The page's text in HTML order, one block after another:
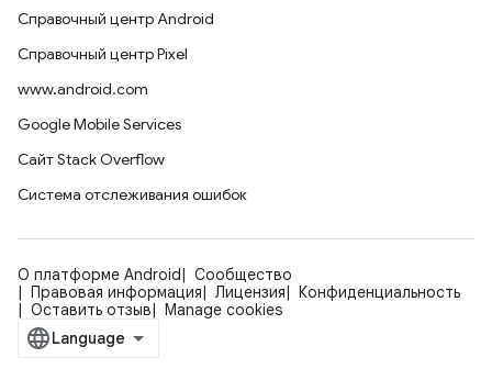
Справочный центр Android
Справочный центр Pixel
www.android.com
Google Mobile Services
Сайт Stack Overflow
Система отслеживания ошибок
О платформе Android
Сообщество
Правовая информация
Лицензия
Конфиденциальность
Оставить отзыв
Manage cookies